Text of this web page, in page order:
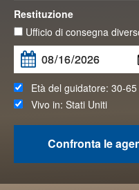
Restituzione
Ufficio di consegna
Età del guidatore: 30-65
Vivo in: Stati Uniti
Confronta le